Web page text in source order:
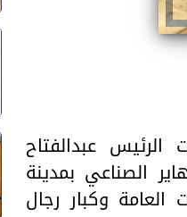
عبدالفتاح
الصناعي بمدينة
وكبار رجال